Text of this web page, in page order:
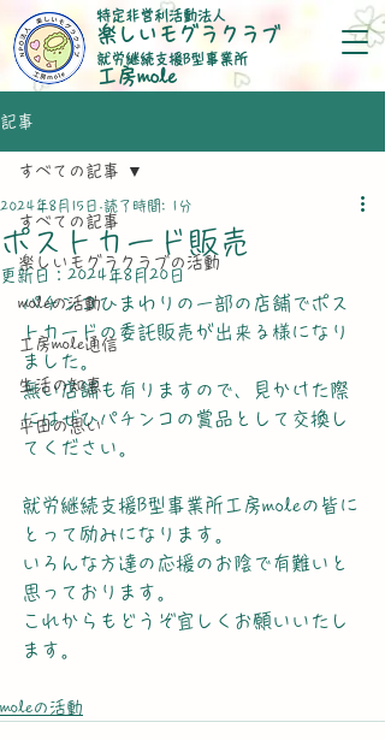
特定非営利活動法人
楽しいモグラクラブ
就労継続支援B型事業所
​工房mole
記事
すべての記事
楽しいモグラクラブの活動
moleの活動
工房mole通信
生活の知恵
平田の思い
すべての記事
ポストカード販売
2024年8月15日 読了時間: 1分
更新日： 2024年8月20日
パチンコひまわりの一部の店舗でポス
トカードの委託販売が出来る様になり
ました。
無い店舗も有りますので、見かけた際
にはぜひパチンコの賞品として交換し
てください。
就労継続支援B型事業所工房moleの皆に
とって励みになります。
いろんな方達の応援のお陰で有難いと
思っております。
これからもどうぞ宜しくお願いいたし
ます。
moleの活動